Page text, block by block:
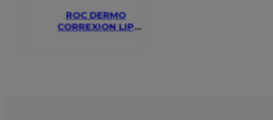
ROC DERMO
CORREXION LIP